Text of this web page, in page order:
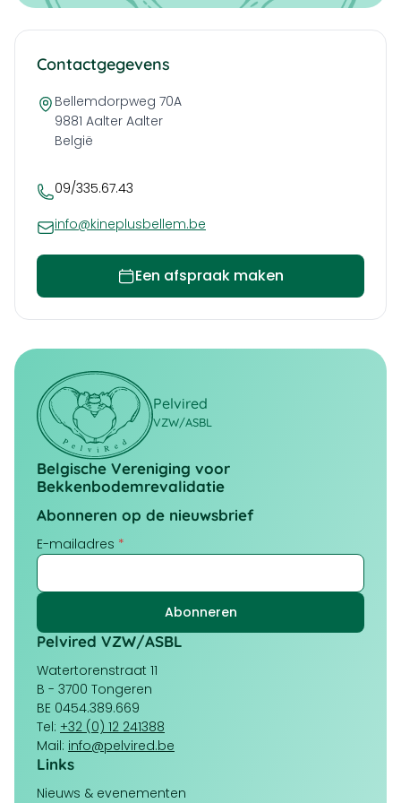
Contactgegevens
Bellemdorpweg 70A
9881 Aalter Aalter
België
09/335.67.43
info@kineplusbellem.be
Een afspraak maken
Pelvired
VZW/ASBL
Belgische Vereniging voor
Bekkenbodemrevalidatie
Abonneren op de nieuwsbrief
E-mailadres *
Pelvired VZW/ASBL
Watertorenstraat 11
B - 3700 Tongeren
BE 0454.389.669
Tel: +32 (0) 12 241388
Mail: info@pelvired.be
Links
Navigation
Nieuws & evenementen